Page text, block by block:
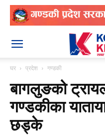
घर प्रदेश गण्डकी
बागलुङको
गण्डकीका
छड्के